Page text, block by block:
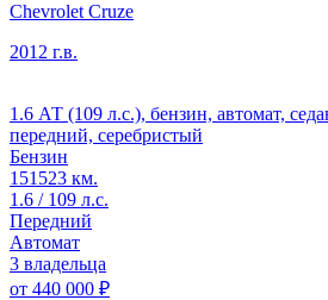
Chevrolet Cruze
2012 г.в.
1.6 АТ (109 л.с.), бензин, автомат,
передний, серебристый
Бензин
151523 км.
1.6 / 109 л.с.
Передний
Автомат
3 владельца
от 440 000 ₽